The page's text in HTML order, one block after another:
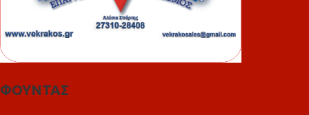
ΦΟΥΝΤΑΣ